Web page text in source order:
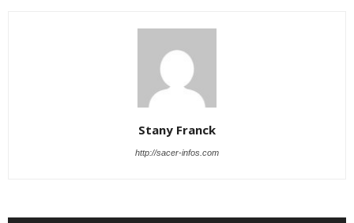
Stany Franck
http://sacer-infos.com